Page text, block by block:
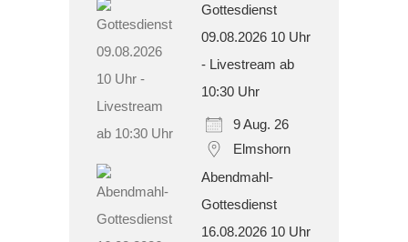
Gottesdienst
09.08.2026 10 Uhr
- Livestream ab
10:30 Uhr
9 Aug. 26
Elmshorn
Abendmahl-
Gottesdienst
16.08.2026 10 Uhr